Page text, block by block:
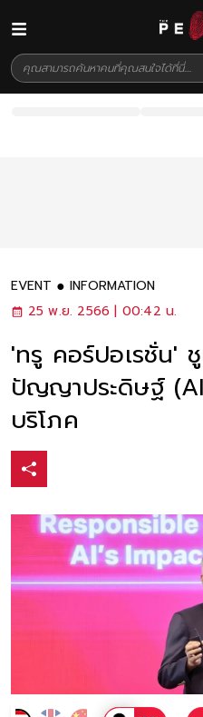
EVENT
INFORMATION
25 พ.ย. 2566 | 00:42 น.
'ทรู คอร์ปอเรชั่น'
ปัญญาประดิษฐ์
บริโภค